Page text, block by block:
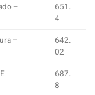
–
651.
4
–
642.
02
687.
8